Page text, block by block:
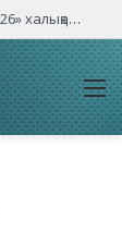
Мемлекет басшысы «Болашақ ойындары – 2026» халықаралық турнирінің ашылу салтанатына қатысты